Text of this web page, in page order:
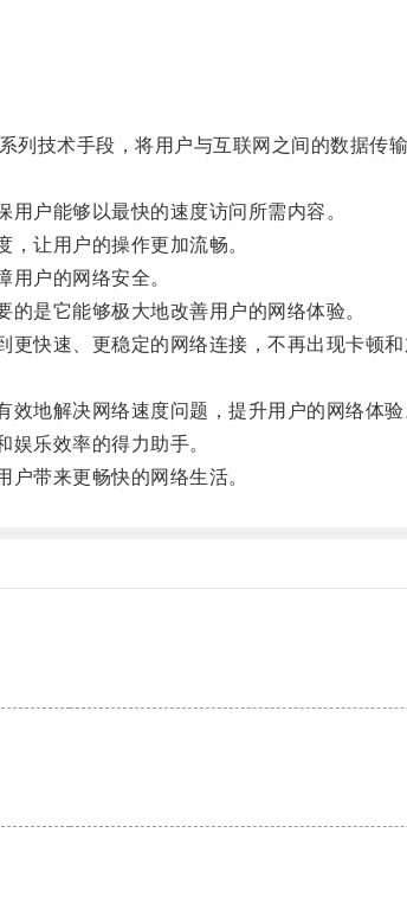
术手段，将用户与互联网之间的数据传输
户能够以最快的速度访问所需内容。
让用户的操作更加流畅。
户的网络安全。
是它能够极大地改善用户的网络体验。
速、更稳定的网络连接，不再出现卡顿和
地解决网络速度问题，提升用户的网络体验
乐效率的得力助手。
带来更畅快的网络生活。